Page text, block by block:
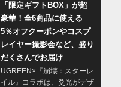
「限定ギフトBOX」が超
豪華！全6商品に使える
5％オフクーポンやコスプ
レイヤー撮影会など、盛り
だくさんでお届け
UGREEN×『崩壊：スターレ
イル』コラボは、爻光がデザ